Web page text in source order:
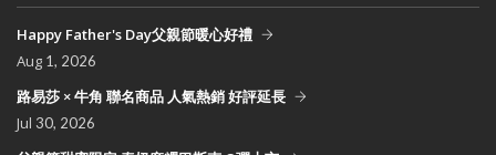
Happy Father's Day父親節暖心好禮
Aug 1, 2026
路易莎 × 牛角 聯名商品 人氣熱銷 好評延長
Jul 30, 2026